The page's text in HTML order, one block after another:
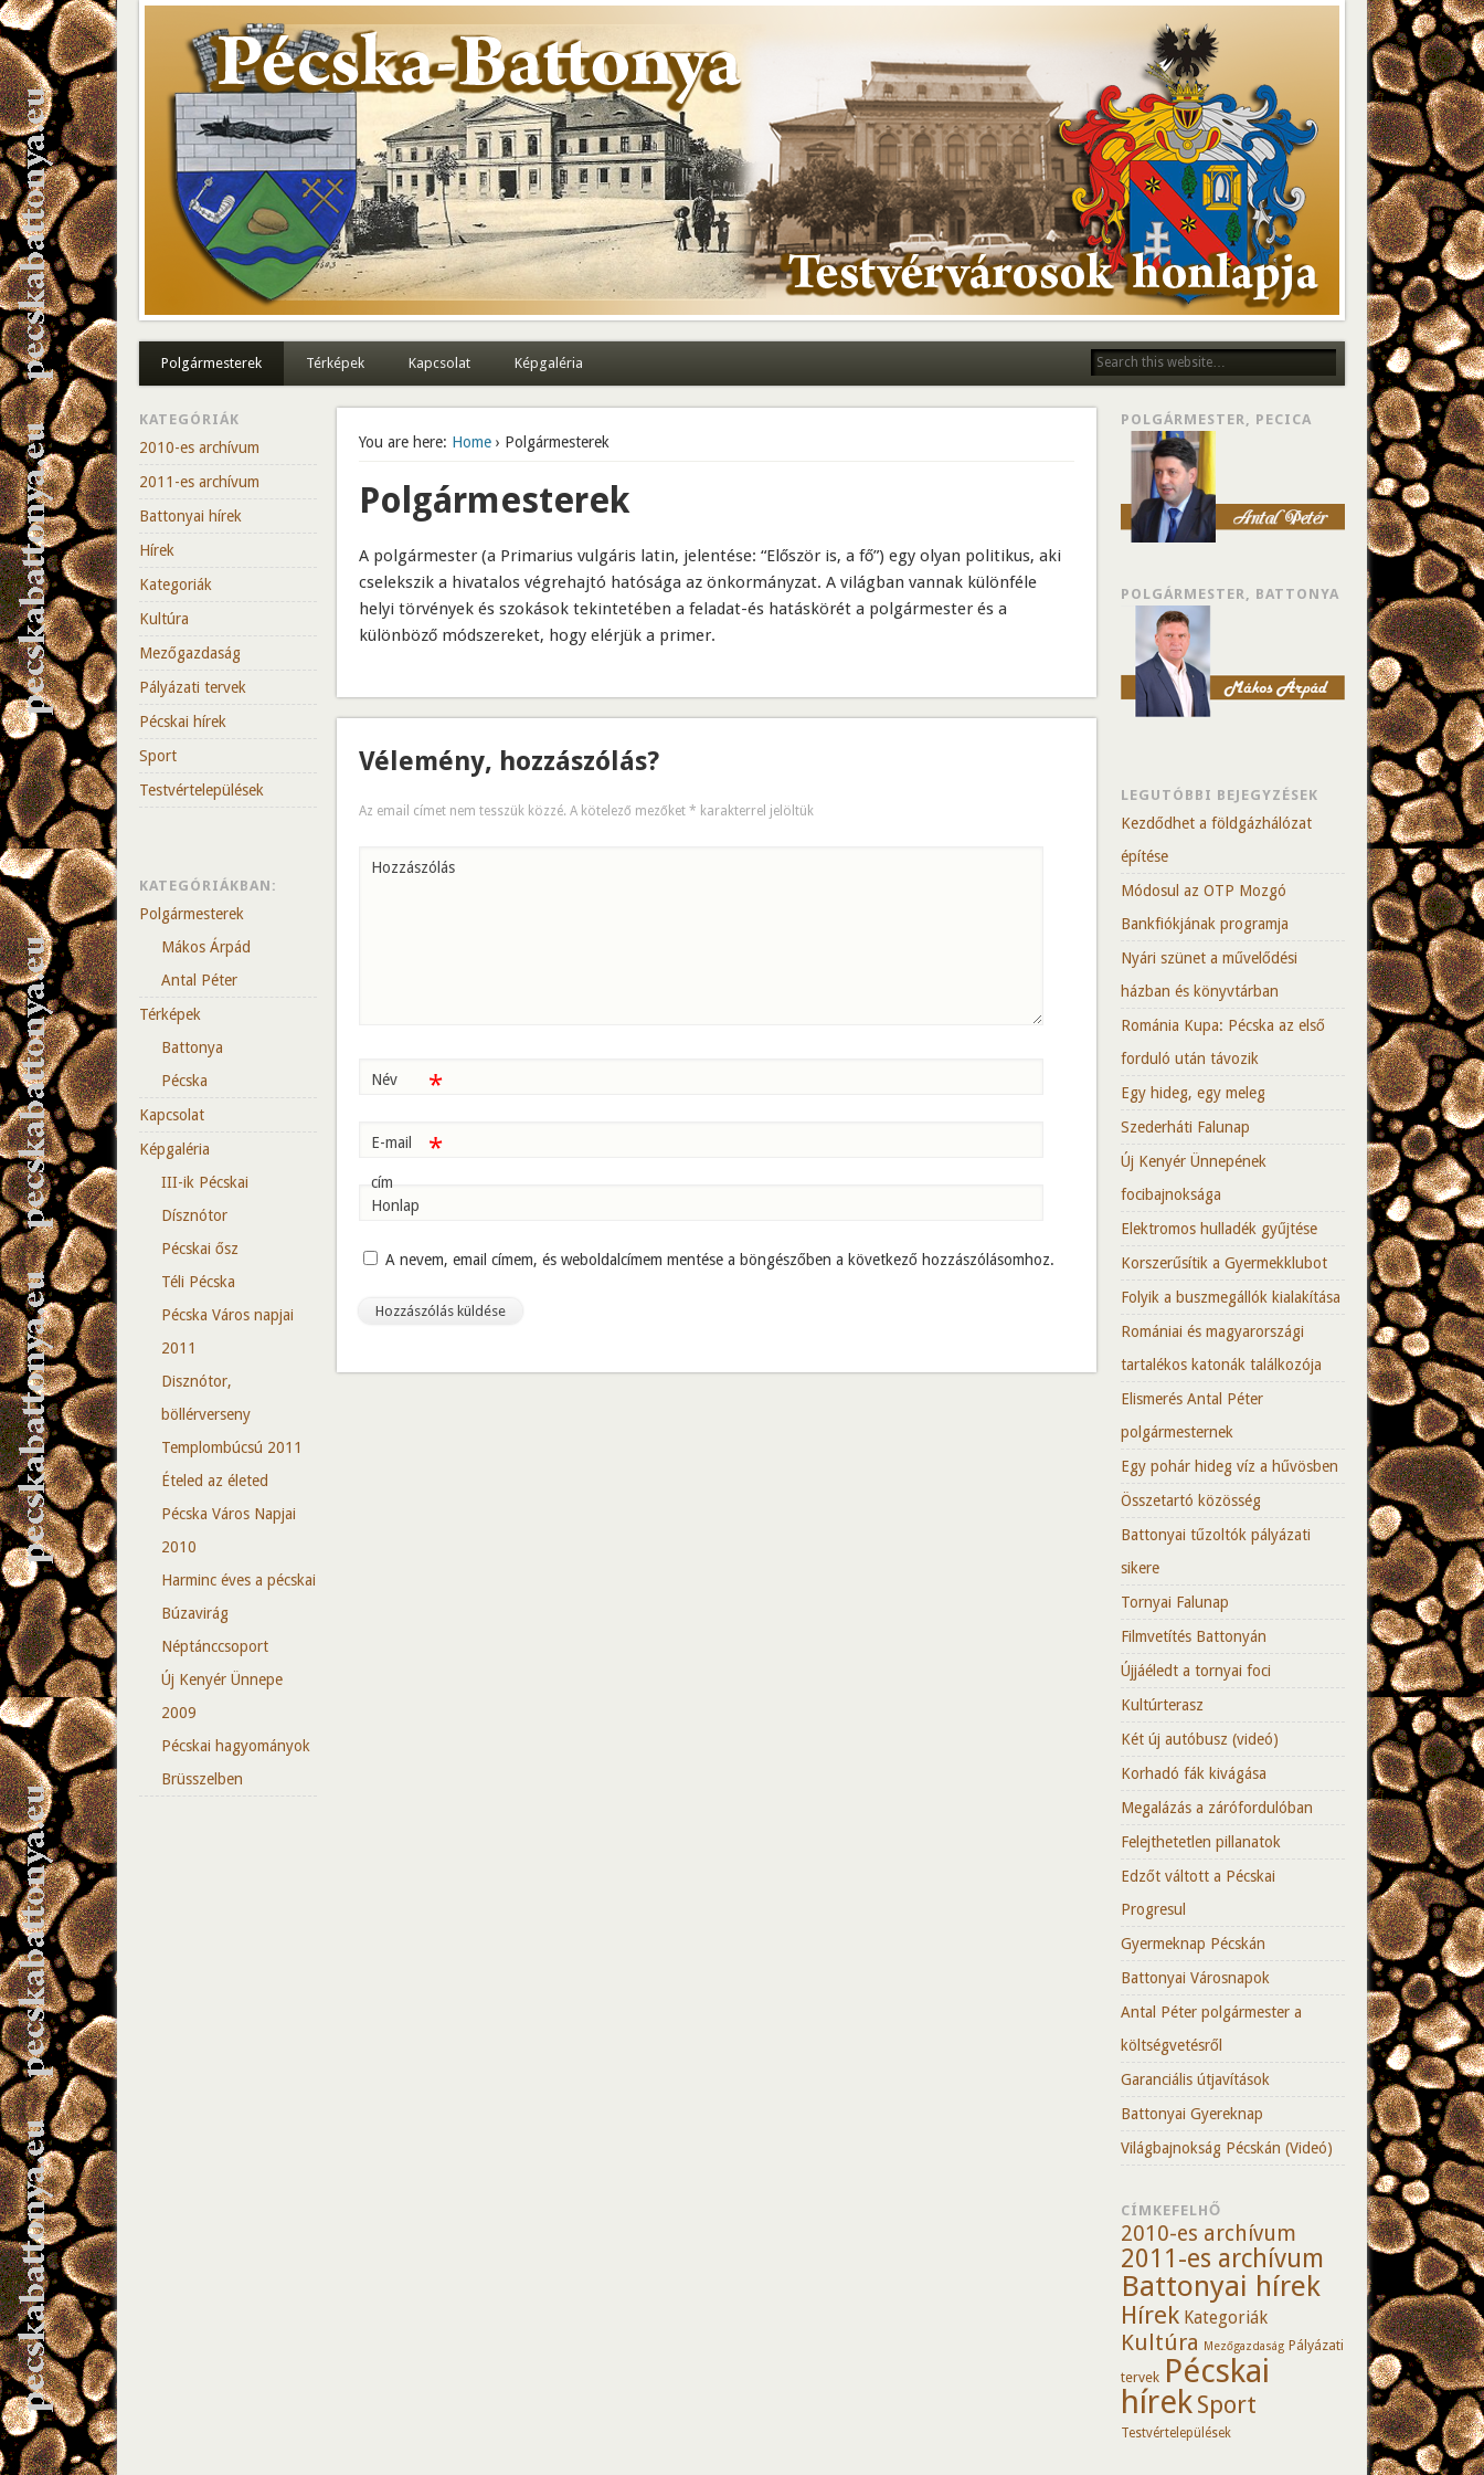
Polgármesterek Térképek Kapcsolat Képgaléria
You are here: Home› Polgármesterek
Polgármesterek
A polgármester (a Primarius vulgáris latin, jelentése: “Először is, a fő”) egy olyan politikus, aki
cselekszik a hivatalos végrehajtó hatósága az önkormányzat. A világban vannak különféle
helyi törvények és szokások tekintetében a feladat-és hatáskörét a polgármester és a
különböző módszereket, hogy elérjük a primer.
Vélemény, hozzászólás?
Az email címet nem tesszük közzé. A kötelező mezőket * karakterrel jelöltük
Hozzászólás
Név *
E-mail
cím
*
Honlap
A nevem, email címem, és weboldalcímem mentése a böngészőben a következő hozzászólásomhoz.
KATEGÓRIÁK
2010-es archívum
2011-es archívum
Battonyai hírek
Hírek
Kategoriák
Kultúra
Mezőgazdaság
Pályázati tervek
Pécskai hírek
Sport
Testvértelepülések
KATEGÓRIÁKBAN:
Polgármesterek
Mákos Árpád
Antal Péter
Térképek
Battonya
Pécska
Kapcsolat
Képgaléria
III-ik Pécskai
Dísznótor
Pécskai ősz
Téli Pécska
Pécska Város napjai
2011
Disznótor,
böllérverseny
Templombúcsú 2011
Ételed az életed
Pécska Város Napjai
2010
Harminc éves a pécskai
Búzavirág
Néptánccsoport
Új Kenyér Ünnepe
2009
Pécskai hagyományok
Brüsszelben
POLGÁRMESTER, PECICA
POLGÁRMESTER, BATTONYA
LEGUTÓBBI BEJEGYZÉSEK
Kezdődhet a földgázhálózat
építése
Módosul az OTP Mozgó
Bankfiókjának programja
Nyári szünet a művelődési
házban és könyvtárban
Románia Kupa: Pécska az első
forduló után távozik
Egy hideg, egy meleg
Szederháti Falunap
Új Kenyér Ünnepének
focibajnoksága
Elektromos hulladék gyűjtése
Korszerűsítik a Gyermekklubot
Folyik a buszmegállók kialakítása
Romániai és magyarországi
tartalékos katonák találkozója
Elismerés Antal Péter
polgármesternek
Egy pohár hideg víz a hűvösben
Összetartó közösség
Battonyai tűzoltók pályázati
sikere
Tornyai Falunap
Filmvetítés Battonyán
Újjáéledt a tornyai foci
Kultúrterasz
Két új autóbusz (videó)
Korhadó fák kivágása
Megalázás a zárófordulóban
Felejthetetlen pillanatok
Edzőt váltott a Pécskai
Progresul
Gyermeknap Pécskán
Battonyai Városnapok
Antal Péter polgármester a
költségvetésről
Garanciális útjavítások
Battonyai Gyereknap
Világbajnokság Pécskán (Videó)
CÍMKEFELHŐ
2010-es archívum
2011-es archívum
Battonyai hírek
Hírek Kategoriák
Kultúra Mezőgazdaság Pályázati
tervek Pécskai
hírek Sport
Testvértelepülések